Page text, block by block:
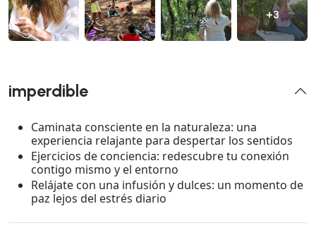
+3
imperdible
Caminata consciente en la naturaleza: una
experiencia relajante para despertar los sentidos
Ejercicios de conciencia: redescubre tu conexión
contigo mismo y el entorno
Relájate con una infusión y dulces: un momento de
paz lejos del estrés diario